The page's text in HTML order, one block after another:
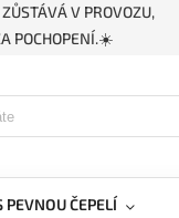
V PROVOZU,
POCHOPENÍ.☀️
PEVNOU ČEPELÍ